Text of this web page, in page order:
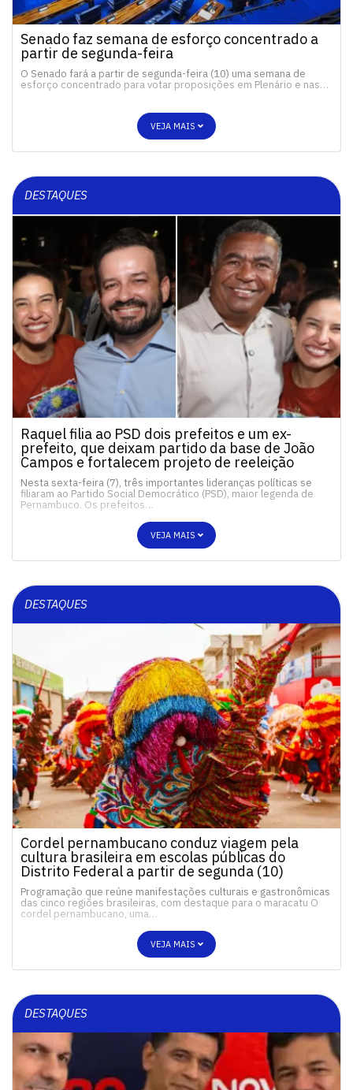
Senado faz semana de esforço concentrado a
partir de segunda-feira
O Senado fará a partir de segunda-feira (10) uma semana de
esforço concentrado para votar proposições em Plenário e nas…
VEJA MAIS
DESTAQUES
Raquel filia ao PSD dois prefeitos e um ex-
prefeito, que deixam partido da base de João
Campos e fortalecem projeto de reeleição
Nesta sexta-feira (7), três importantes lideranças políticas se
filiaram ao Partido Social Democrático (PSD), maior legenda de
Pernambuco. Os prefeitos…
VEJA MAIS
DESTAQUES
Cordel pernambucano conduz viagem pela
cultura brasileira em escolas públicas do
Distrito Federal a partir de segunda (10)
Programação que reúne manifestações culturais e gastronômicas
das cinco regiões brasileiras, com destaque para o maracatu O
cordel pernambucano, uma…
VEJA MAIS
DESTAQUES